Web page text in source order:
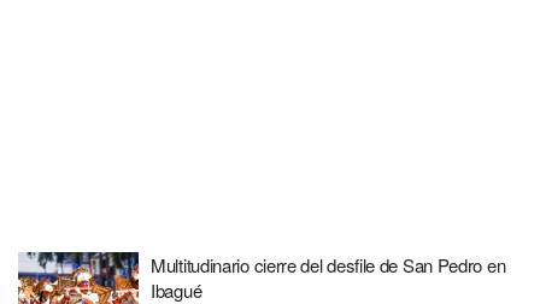
Multitudinario cierre del desfile de San Pedro en
Ibagué